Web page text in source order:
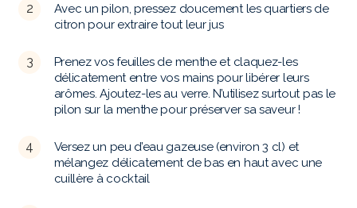
Avec un pilon, pressez doucement les quartiers de
citron pour extraire tout leur jus
Prenez vos feuilles de menthe et claquez-les
délicatement entre vos mains pour libérer leurs
arômes. Ajoutez-les au verre. N’utilisez surtout pas le
pilon sur la menthe pour préserver sa saveur !
Versez un peu d’eau gazeuse (environ 3 cl) et
mélangez délicatement de bas en haut avec une
cuillère à cocktail